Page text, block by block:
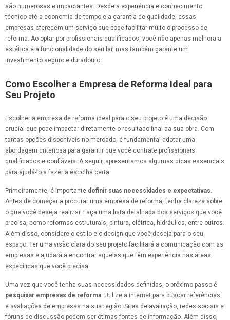
são numerosas e impactantes. Desde a experiência e conhecimento
técnico até a economia de tempo e a garantia de qualidade, essas
empresas oferecem um serviço que pode facilitar muito o processo de
reforma. Ao optar por profissionais qualificados, você não apenas melhora a
estética e a funcionalidade do seu lar, mas também garante um
investimento seguro e duradouro.
Como Escolher a Empresa de Reforma Ideal para
Seu Projeto
Escolher a empresa de reforma ideal para o seu projeto é uma decisão
crucial que pode impactar diretamente o resultado final da sua obra. Com
tantas opções disponíveis no mercado, é fundamental adotar uma
abordagem criteriosa para garantir que você contrate profissionais
qualificados e confiáveis. A seguir, apresentamos algumas dicas essenciais
para ajudá-lo a fazer a escolha certa.
Primeiramente, é importante definir suas necessidades e expectativas.
Antes de começar a procurar uma empresa de reforma, tenha clareza sobre
o que você deseja realizar. Faça uma lista detalhada dos serviços que você
precisa, como reformas estruturais, pintura, elétrica, hidráulica, entre outros.
Além disso, considere o estilo e o design que você deseja para o seu
espaço. Ter uma visão clara do seu projeto facilitará a comunicação com as
empresas e ajudará a encontrar aquelas que têm experiência nas áreas
específicas que você precisa.
Uma vez que você tenha suas necessidades definidas, o próximo passo é
pesquisar empresas de reforma. Utilize a internet para buscar referências
e avaliações de empresas na sua região. Sites de avaliação, redes sociais e
fóruns de discussão podem ser ótimas fontes de informação. Além disso,